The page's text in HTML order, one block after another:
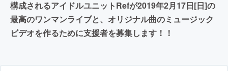
構成されるアイドルユニットRefが2019年2月17日[日]の
最高のワンマンライブと、オリジナル曲のミュージック
ビデオを作るために支援者を募集します！！